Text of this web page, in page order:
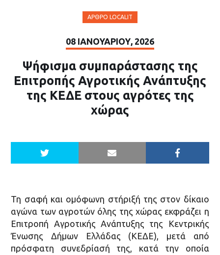
ΆΡΘΡΟ LOCALIT
08 ΙΑΝΟΥΑΡΊΟΥ, 2026
Ψήφισμα συμπαράστασης της
Επιτροπής Αγροτικής Ανάπτυξης
της ΚΕΔΕ στους αγρότες της
χώρας
Τη σαφή και ομόφωνη στήριξή της στον δίκαιο
αγώνα των αγροτών όλης της χώρας εκφράζει η
Επιτροπή Αγροτικής Ανάπτυξης της Κεντρικής
Ένωσης Δήμων Ελλάδας (ΚΕΔΕ), μετά από
πρόσφατη συνεδρίασή της, κατά την οποία